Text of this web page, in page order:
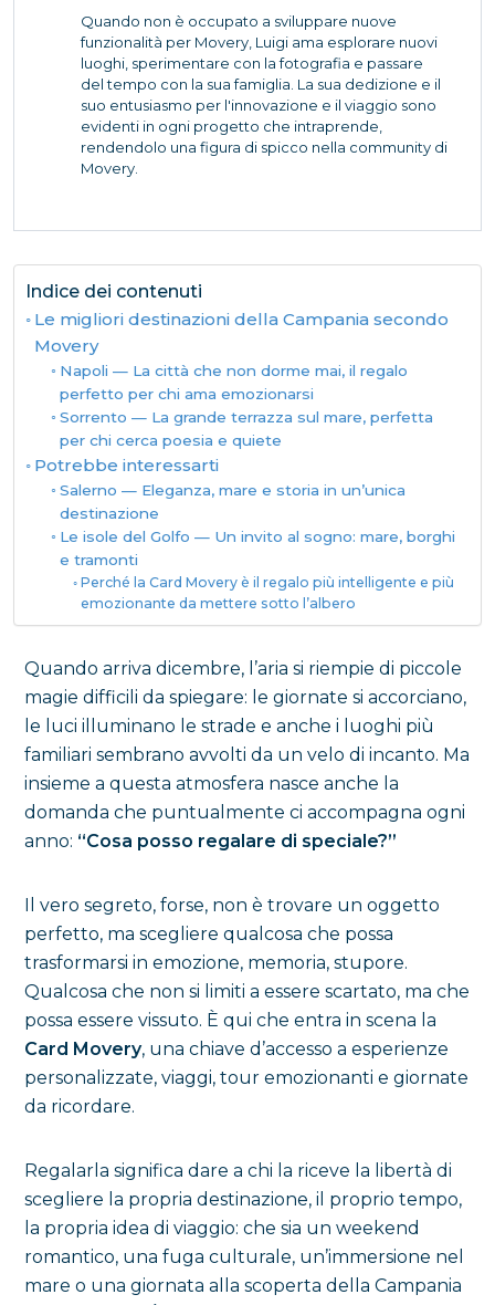
Quando non è occupato a sviluppare nuove
funzionalità per Movery, Luigi ama esplorare nuovi
luoghi, sperimentare con la fotografia e passare
del tempo con la sua famiglia. La sua dedizione e il
suo entusiasmo per l'innovazione e il viaggio sono
evidenti in ogni progetto che intraprende,
rendendolo una figura di spicco nella community di
Movery.
Indice dei contenuti
Le migliori destinazioni della Campania secondo
Movery
Napoli — La città che non dorme mai, il regalo
perfetto per chi ama emozionarsi
Sorrento — La grande terrazza sul mare, perfetta
per chi cerca poesia e quiete
Potrebbe interessarti
Salerno — Eleganza, mare e storia in un’unica
destinazione
Le isole del Golfo — Un invito al sogno: mare, borghi
e tramonti
Perché la Card Movery è il regalo più intelligente e più
emozionante da mettere sotto l’albero
Quando arriva dicembre, l’aria si riempie di piccole
magie difficili da spiegare: le giornate si accorciano,
le luci illuminano le strade e anche i luoghi più
familiari sembrano avvolti da un velo di incanto. Ma
insieme a questa atmosfera nasce anche la
domanda che puntualmente ci accompagna ogni
anno: “Cosa posso regalare di speciale?”
Il vero segreto, forse, non è trovare un oggetto
perfetto, ma scegliere qualcosa che possa
trasformarsi in emozione, memoria, stupore.
Qualcosa che non si limiti a essere scartato, ma che
possa essere vissuto. È qui che entra in scena la
Card Movery, una chiave d’accesso a esperienze
personalizzate, viaggi, tour emozionanti e giornate
da ricordare.
Regalarla significa dare a chi la riceve la libertà di
scegliere la propria destinazione, il proprio tempo,
la propria idea di viaggio: che sia un weekend
romantico, una fuga culturale, un’immersione nel
mare o una giornata alla scoperta della Campania